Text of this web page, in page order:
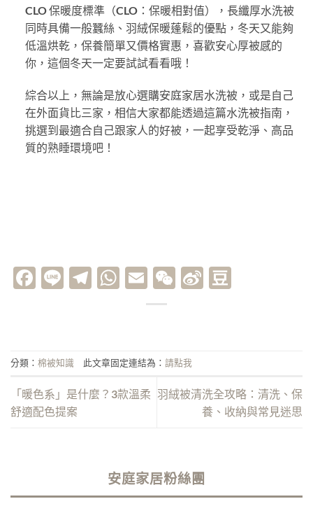
CLO 保暖度標準（CLO：保暖相對值），長纖厚水洗被
同時具備一般蠶絲、羽絨保暖蓬鬆的優點，冬天又能夠
低溫烘乾，保養簡單又價格實惠，喜歡安心厚被感的
你，這個冬天一定要試試看看哦！
綜合以上，無論是放心選購安庭家居水洗被，或是自己
在外面貨比三家，相信大家都能透過這篇水洗被指南，
挑選到最適合自己跟家人的好被，一起享受乾淨、高品
質的熟睡環境吧！
Facebook
LineTelegram
WhatsApp
EmailWeChat
Sina
分類： 棉被知識 此文章固定連結為： 請點我
「暖色系」是什麼？3款溫柔
舒適配色提案
羽絨被清洗全攻略：清洗、保
養、收納與常見迷思
安庭家居粉絲團